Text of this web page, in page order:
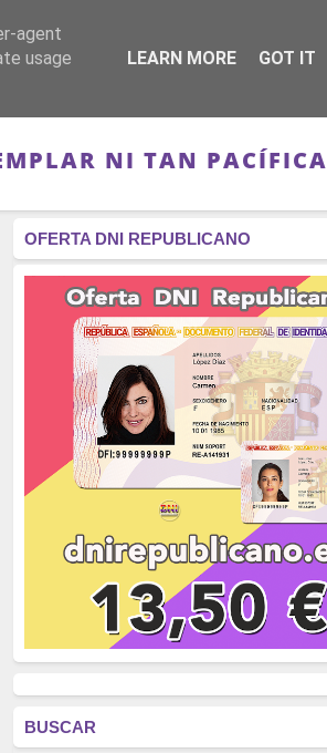
RÉGIMEN - MONARQUÍA
NI TAN PACÍFICA
OFERTA DNI REPUBLICANO
BUSCAR
agent
usage
LEARN MORE GOT IT